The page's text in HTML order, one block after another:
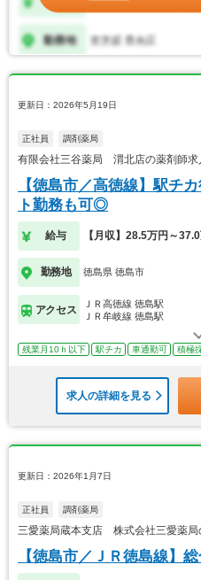
更新日：2026年5月19日
正社員 調剤薬局
有限会社三谷薬局 渭北店の薬剤師求
【徳島市／高徳線】駅チ
ト勤務も可◎
給与 【月収】28.5万円～
勤務地 徳島県 徳島市
アクセス
ＪＲ高徳線 徳島駅
ＪＲ牟岐線 徳島駅
残業月10ｈ以下 駅チカ 車通勤可 積極
求人の詳細を見る
更新日：2026年1月7日
正社員 調剤薬局
三愛薬局蔵本支店 株式会社三愛薬局
【徳島市／ＪＲ徳島線】